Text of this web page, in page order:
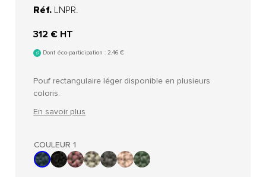
Réf. LNPR.
312 € HT
Dont éco-participation :2,46€
Pouf rectangulaire léger disponible en plusieurs
coloris.
En savoir plus
COULEUR 1